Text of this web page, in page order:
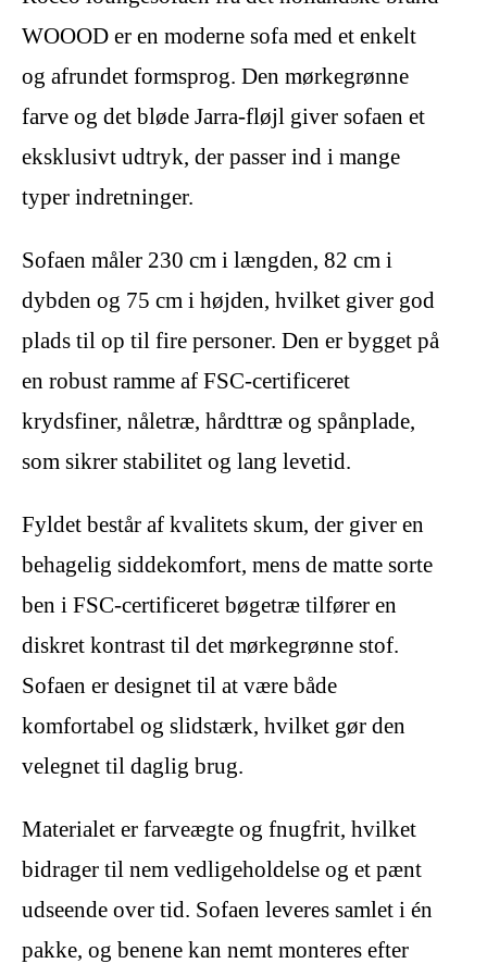
WOOOD er en moderne sofa med et enkelt
og afrundet formsprog. Den mørkegrønne
farve og det bløde Jarra-fløjl giver sofaen et
eksklusivt udtryk, der passer ind i mange
typer indretninger.
Sofaen måler 230 cm i længden, 82 cm i
dybden og 75 cm i højden, hvilket giver god
plads til op til fire personer. Den er bygget på
en robust ramme af FSC-certificeret
krydsfiner, nåletræ, hårdttræ og spånplade,
som sikrer stabilitet og lang levetid.
Fyldet består af kvalitets skum, der giver en
behagelig siddekomfort, mens de matte sorte
ben i FSC-certificeret bøgetræ tilfører en
diskret kontrast til det mørkegrønne stof.
Sofaen er designet til at være både
komfortabel og slidstærk, hvilket gør den
velegnet til daglig brug.
Materialet er farveægte og fnugfrit, hvilket
bidrager til nem vedligeholdelse og et pænt
udseende over tid. Sofaen leveres samlet i én
pakke, og benene kan nemt monteres efter